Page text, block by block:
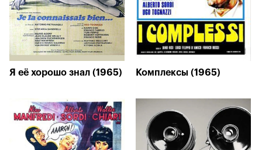
Я её хорошо знал (1965) Комплексы (1965)